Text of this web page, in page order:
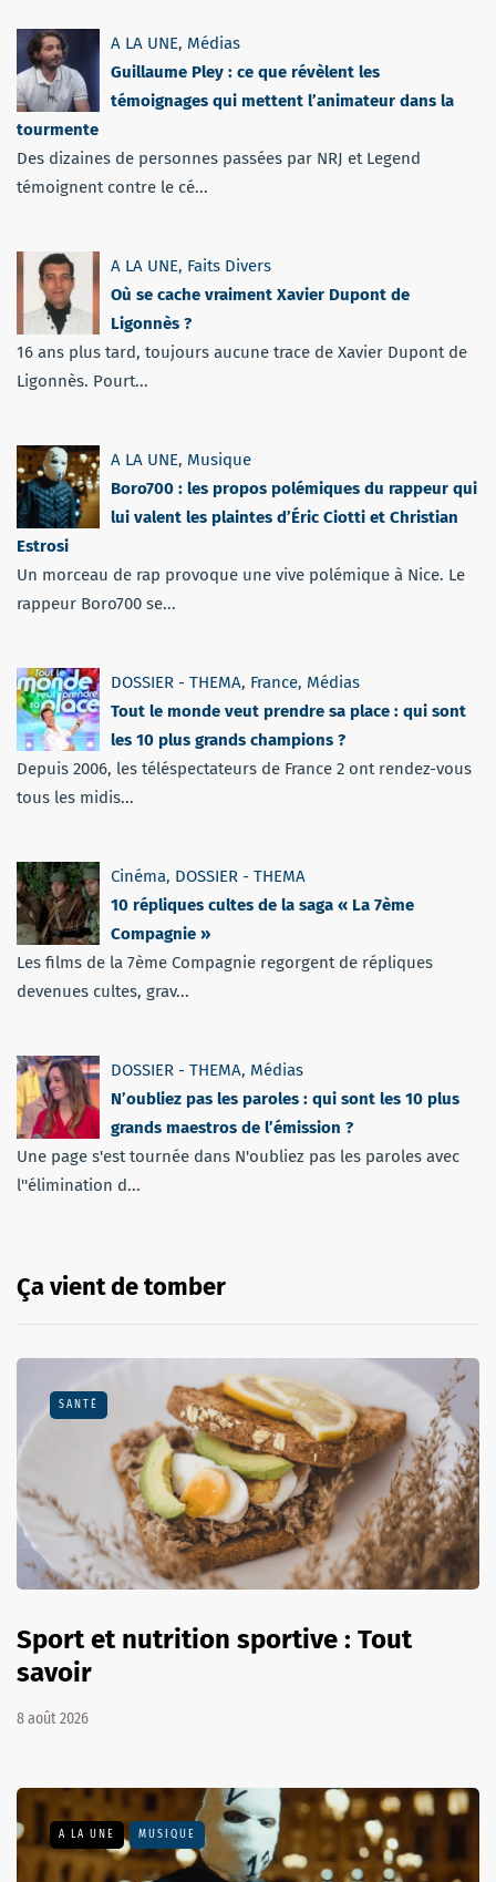
A LA UNE, Médias
Guillaume Pley : ce que révèlent les
témoignages qui mettent l’animateur dans la
tourmente
Des dizaines de personnes passées par NRJ et Legend
témoignent contre le cé...
A LA UNE, Faits Divers
Où se cache vraiment Xavier Dupont de
Ligonnès ?
16 ans plus tard, toujours aucune trace de Xavier Dupont de
Ligonnès. Pourt...
A LA UNE, Musique
Boro700 : les propos polémiques du rappeur qui
lui valent les plaintes d’Éric Ciotti et Christian
Estrosi
Un morceau de rap provoque une vive polémique à Nice. Le
rappeur Boro700 se...
DOSSIER - THEMA, France, Médias
Tout le monde veut prendre sa place : qui sont
les 10 plus grands champions ?
Depuis 2006, les téléspectateurs de France 2 ont rendez-vous
tous les midis...
Cinéma, DOSSIER - THEMA
10 répliques cultes de la saga « La 7ème
Compagnie »
Les films de la 7ème Compagnie regorgent de répliques
devenues cultes, grav...
DOSSIER - THEMA, Médias
N’oubliez pas les paroles : qui sont les 10 plus
grands maestros de l’émission ?
Une page s'est tournée dans N'oubliez pas les paroles avec
l''élimination d...
Ça vient de tomber
SANTÉ
Sport et nutrition sportive : Tout
savoir
8 août 2026
A LA UNE MUSIQUE